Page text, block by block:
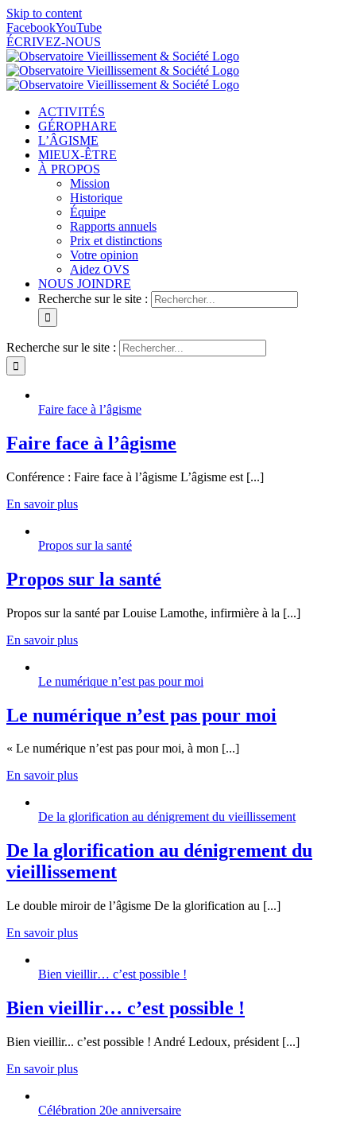
Skip to content
FacebookYouTube
ÉCRIVEZ-NOUS
ACTIVITÉS
GÉROPHARE
L’ÂGISME
MIEUX-ÊTRE
À PROPOS
Mission
Historique
Équipe
Rapports annuels
Prix et distinctions
Votre opinion
Aidez OVS
NOUS JOINDRE
Recherche sur le site :
Recherche sur le site :
Faire face à l’âgisme
Faire face à l’âgisme
Conférence : Faire face à l’âgisme L’âgisme est [...]
En savoir plus
Propos sur la santé
Propos sur la santé
Propos sur la santé par Louise Lamothe, infirmière à la [...]
En savoir plus
Le numérique n’est pas pour moi
Le numérique n’est pas pour moi
« Le numérique n’est pas pour moi, à mon [...]
En savoir plus
De la glorification au dénigrement du vieillissement
De la glorification au dénigrement du
vieillissement
Le double miroir de l’âgisme De la glorification au [...]
En savoir plus
Bien vieillir… c’est possible !
Bien vieillir… c’est possible !
Bien vieillir... c’est possible ! André Ledoux, président [...]
En savoir plus
Célébration 20e anniversaire